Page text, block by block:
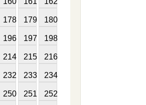
178 179 180
196 197 198
214 215 216
232 233 234
250 251 252